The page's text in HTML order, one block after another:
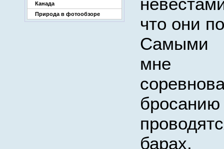
Канада
Природа в фотообзоре
что они
Самыми
мне
барах,